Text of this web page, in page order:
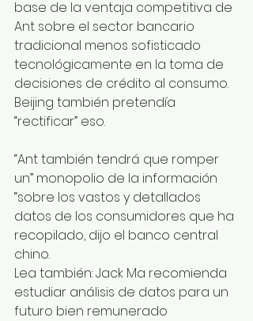
base de la ventaja competitiva de
Ant sobre el sector bancario
tradicional menos sofisticado
tecnológicamente en la toma de
decisiones de crédito al consumo.
Beijing también pretendía
“rectificar” eso.
“Ant también tendrá que romper
un” monopolio de la información
“sobre los vastos y detallados
datos de los consumidores que ha
recopilado, dijo el banco central
chino.
Lea también: Jack Ma recomienda
estudiar análisis de datos para un
futuro bien remunerado